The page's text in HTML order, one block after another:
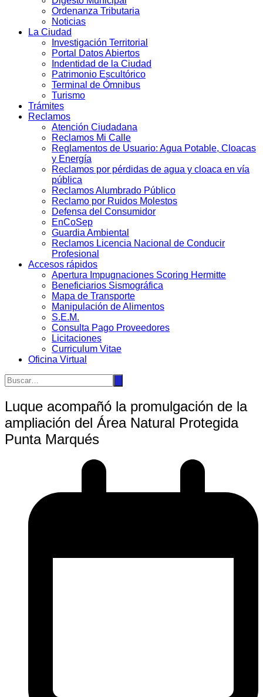
Ordenanza Tributaria
Noticias
La Ciudad
Investigación Territorial
Portal Datos Abiertos
Indentidad de la Ciudad
Patrimonio Escultórico
Terminal de Ómnibus
Turismo
Trámites
Reclamos
Atención Ciudadana
Reclamos Mi Calle
Reglamentos de Usuario: Agua Potable, Cloacas
y Energía
Reclamos por pérdidas de agua y cloaca en vía
pública
Reclamos Alumbrado Público
Reclamo por Ruidos Molestos
Defensa del Consumidor
EnCoSep
Guardia Ambiental
Reclamos Licencia Nacional de Conducir
Profesional
Accesos rápidos
Apertura Impugnaciones Scoring Hermitte
Beneficiarios Sismográfica
Mapa de Transporte
Manipulación de Alimentos
S.E.M.
Consulta Pago Proveedores
Licitaciones
Curriculum Vitae
Oficina Virtual
Luque acompañó la promulgación de la
ampliación del Área Natural Protegida
Punta Marqués